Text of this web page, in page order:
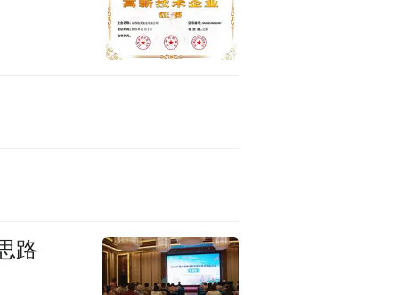
路